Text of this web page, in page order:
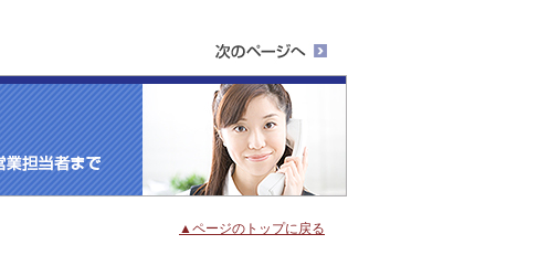
▲ページのトップに戻る